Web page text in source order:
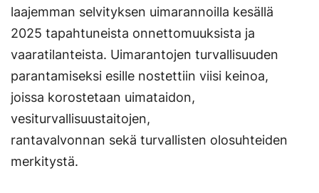
laajemman selvityksen uimarannoilla kesällä
2025 tapahtuneista onnettomuuksista ja
vaaratilanteista. Uimarantojen turvallisuuden
parantamiseksi esille nostettiin viisi keinoa,
joissa korostetaan uimataidon,
vesiturvallisuustaitojen,
rantavalvonnan sekä turvallisten olosuhteiden
merkitystä.